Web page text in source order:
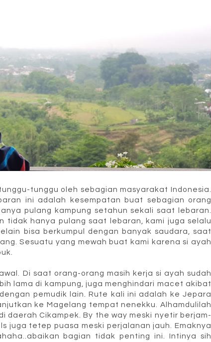
tunggu oleh sebagian masyarakat Indonesia.
ini adalah kesempatan buat sebagian orang
pulang kampung setahun sekali saat lebaran.
tidak hanya pulang saat lebaran, kami juga selalu
bisa berkumpul dengan banyak saudara, saat
Sesuatu yang mewah buat kami karena si ayah
Di saat orang-orang masih kerja si ayah sudah
lama di kampung, juga menghindari macet akibat
pemudik lain. Rute kali ini adalah ke Jepara
ke Magelang tempat nenekku. Alhamdulilah
daerah Cikampek. By the way meski nyetir berjam-
juga tetep puasa meski perjalanan jauh. Emaknya
bagian tidak penting ini. Intinya sih